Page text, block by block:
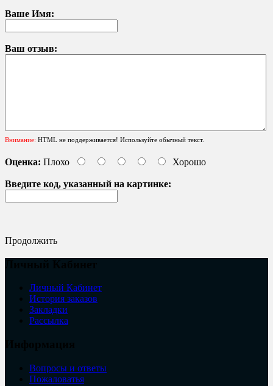
Ваше Имя:
Ваш отзыв:
Внимание: HTML не поддерживается! Используйте обычный текст.
Оценка: Плохо Хорошо
Введите код, указанный на картинке:
Продолжить
Личный Кабинет
История заказов
Закладки
Рассылка
Вопросы и ответы
Пожаловатья